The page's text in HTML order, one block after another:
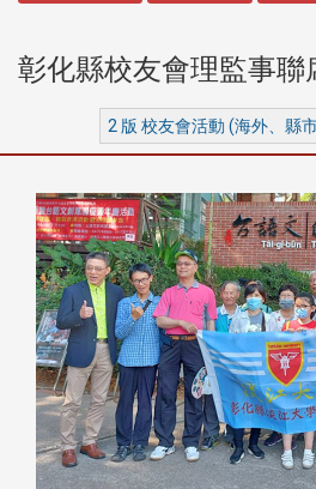
彰化縣校友會理監事聯
2 版 校友會活動 (海外、縣